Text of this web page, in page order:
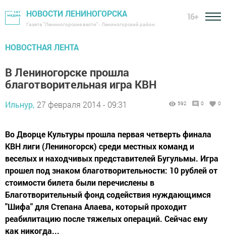
НОВОСТИ ЛЕНИНОГОРСКА
Газета "Лениногорские вести" - Лениногорский район
16+
НОВОСТНАЯ ЛЕНТА
В Лениногорске прошла
благотворительная игра КВН
Ильнур, 27 февраля 2014 - 09:31 592 0 0
Во Дворце Культуры прошла первая четверть финала
КВН лиги (Лениногорск) среди местных команд и
веселых и находчивых представителей Бугульмы. Игра
прошел под знаком благотворительности: 10 рублей от
стоимости билета были перечислены в
Благотворительный фонд содействия нуждающимся
"Шифа" для Степана Алаева, который проходит
реабилитацию после тяжелых операций. Сейчас ему
как никогда...